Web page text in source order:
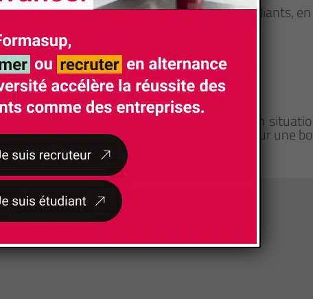
projets d’années durant lesquels les étudiants,
ou des partenaires industriels.
soient accessibles aux personnes en
fera l'objet d'un examen personnalisé pour une